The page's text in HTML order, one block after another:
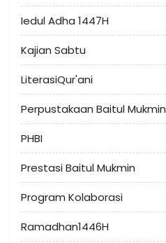
Iedul Adha 1447H
Kajian Sabtu
LiterasiQur'ani
Perpustakaan Baitul Mukmin
PHBI
Prestasi Baitul Mukmin
Program Kolaborasi
Ramadhan1446H